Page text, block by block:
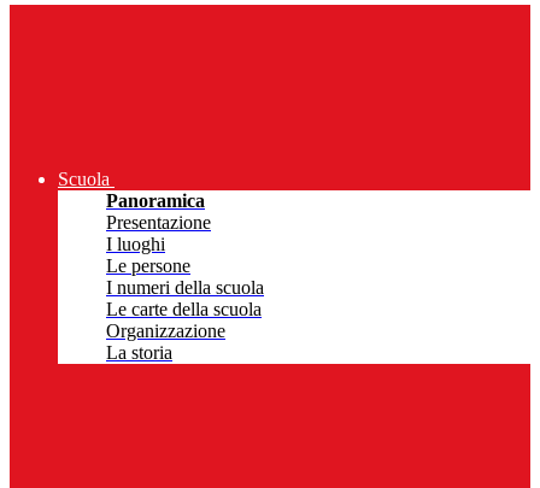
Scuola
Panoramica
Presentazione
I luoghi
Le persone
I numeri della scuola
Le carte della scuola
Organizzazione
La storia